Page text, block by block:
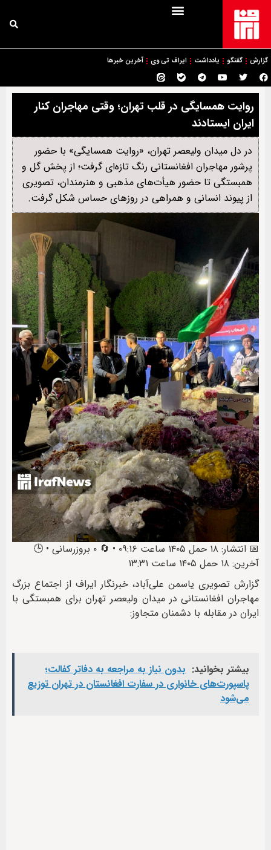
گزارش گفتگو یادداشت ایراف تی وی آخرین خبرها
روایت همسایگی در قلب تهران؛ وقتی مهاجران کنار
ایران ایستادند
در دل میدان ولیعصر تهران، «روایت همسایگی» با حضور
پرشور مهاجران افغانستانی رنگ تازه‌ای گرفت؛ از پخش گل و
همبستگی تا حضور هیأت‌های مذهبی و هنرمندان، تصویری
از پیوند انسانی و همراهی در روزهای حساس شکل گرفت.
📅 انتشار: ۱۸ حمل ۱۴۰۵ ساعت ۰۹:۱۶ • 🔄 ۰ بروزرسانی • 🕒
آخرین: ۱۸ حمل ۱۴۰۵ ساعت ۱۳:۳۱
گزارش تصویری یاسمن علی‌آباد، خبرنگار ایراف از اجتماع بزرگ
مهاجران افغانستانی در میدان ولیعصر تهران برای همبستگی با
ایران در مقابله با دشمنان متجاوز:
بیشتر بخوانید: بدون نیاز به مراجعه به دفاتر کفالت؛
پاسپورت‌های خانواری در سفارت افغانستان در تهران توزیع
می‌شود